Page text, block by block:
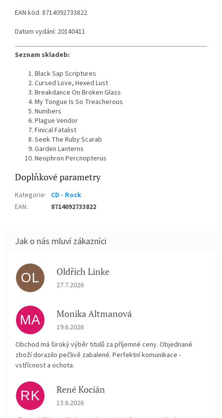
EAN kód: 8714092733822
Datum vydání: 20140411
Seznam skladeb:
Black Sap Scriptures
Cursed Love, Hexed Lust
Breakdance On Broken Glass
My Tongue Is So Treacherous
Numbers
Plague Vendor
Finical Fatalist
Seek The Ruby Scarab
Garden Lanterns
Neophron Percnopterus
Doplňkové parametry
Kategorie: CD - Rock
EAN: 8714092733822
OL Oldřich Linke
Hodnocení obchodu je 5 z 5 hvězdiček.
27.7.2026
MA Monika Altmanová
Hodnocení obchodu je 5 z 5 hvězdiček.
19.6.2026
Obchod má široký výběr titulů za příjemné ceny. Objednané
zboží dorazilo pečlivě zabalené. Perfektní komunikace -
vstřícnost a ochota.
RK René Kocián
Hodnocení obchodu je 5 z 5 hvězdiček.
13.6.2026